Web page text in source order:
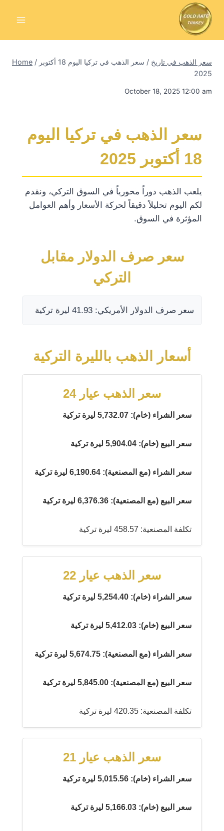
Home / سعر الذهب في تاريخ /
سعر الذهب في تركيا اليوم 18 أكتوبر
2025
October 18, 2025 12:00 am
سعر الذهب في تركيا اليوم
18 أكتوبر 2025
يلعب الذهب دوراً محورياً في السوق التركي، ونقدم
لكم اليوم تحليلاً دقيقاً لحركة الأسعار وأهم العوامل
المؤثرة في السوق.
سعر صرف الدولار مقابل
التركي
سعر صرف الدولار الأمريكي: 41.93 ليرة تركية
أسعار الذهب بالليرة التركية
سعر الذهب عيار 24
سعر الشراء (خام): 5,732.07 ليرة تركية
سعر البيع (خام): 5,904.04 ليرة تركية
سعر الشراء (مع المصنعية): 6,190.64 ليرة تركية
سعر البيع (مع المصنعية): 6,376.36 ليرة تركية
تكلفة المصنعية: 458.57 ليرة تركية
سعر الذهب عيار 22
سعر الشراء (خام): 5,254.40 ليرة تركية
سعر البيع (خام): 5,412.03 ليرة تركية
سعر الشراء (مع المصنعية): 5,674.75 ليرة تركية
سعر البيع (مع المصنعية): 5,845.00 ليرة تركية
تكلفة المصنعية: 420.35 ليرة تركية
سعر الذهب عيار 21
سعر الشراء (خام): 5,015.56 ليرة تركية
سعر البيع (خام): 5,166.03 ليرة تركية